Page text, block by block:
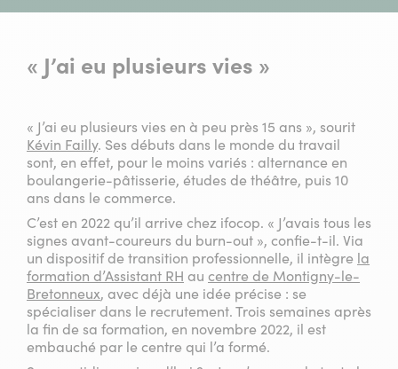
« J’ai eu plusieurs vies »
« J’ai eu plusieurs vies en à peu près 15 ans », sourit
Kévin Failly. Ses débuts dans le monde du travail
sont, en effet, pour le moins variés : alternance en
boulangerie-pâtisserie, études de théâtre, puis 10
ans dans le commerce.
C’est en 2022 qu’il arrive chez ifocop. « J’avais tous les
signes avant-coureurs du burn-out », confie-t-il. Via
un dispositif de transition professionnelle, il intègre la
formation d’Assistant RH au centre de Montigny-le-
Bretonneux, avec déjà une idée précise : se
spécialiser dans le recrutement. Trois semaines après
la fin de sa formation, en novembre 2022, il est
embauché par le centre qui l’a formé.